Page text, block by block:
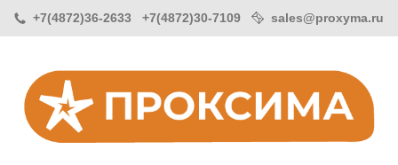
+7(4872)36-2633 +7(4872)30-7109 sales@proxyma.ru